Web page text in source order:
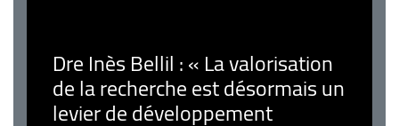
Dre Inès Bellil : « La valorisation
de la recherche est désormais un
levier de développement